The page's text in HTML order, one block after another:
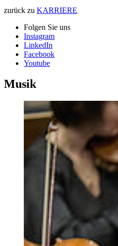
zurück zu KARRIERE
Folgen Sie uns
Instagram
LinkedIn
Facebook
Youtube
Musik